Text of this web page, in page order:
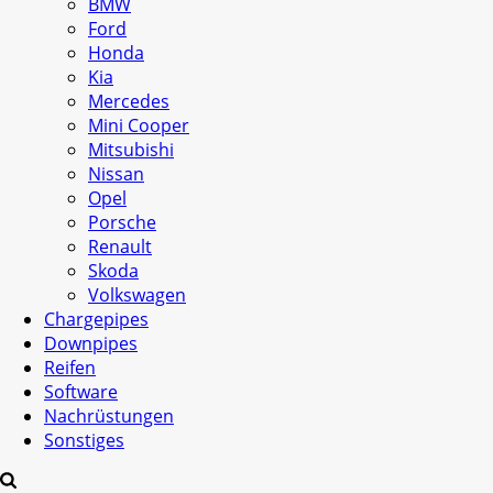
Ford
Honda
Kia
Mercedes
Mini Cooper
Mitsubishi
Nissan
Opel
Porsche
Renault
Skoda
Volkswagen
Chargepipes
Downpipes
Reifen
Software
Nachrüstungen
Sonstiges